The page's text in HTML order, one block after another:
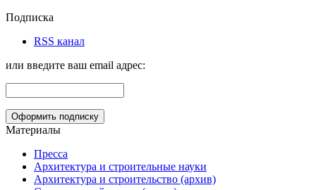
Подписка
RSS канал
или введите ваш email адрес:
Материалы
Пресса
Архитектура и строительные науки
Архитектура и строительство (архив)